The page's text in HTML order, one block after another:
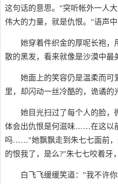
这句话的意思。"突听帐外一人
伟大的力量，就是仇恨。"语声中
她穿着件织金的厚呢长袍，
散的黑发，看来就像是沙漠中最
她面上的笑容仍是温柔而可
里，却闪动一丝冷酷的，诡谲的
她目光扫过了每个人的脸，
体会出仇恨是何滋味……在这以
吗……"她飘飘走到朱七七面前
的恨我了，是么?"朱七七咬着牙
白飞飞缓缓笑道："我不许